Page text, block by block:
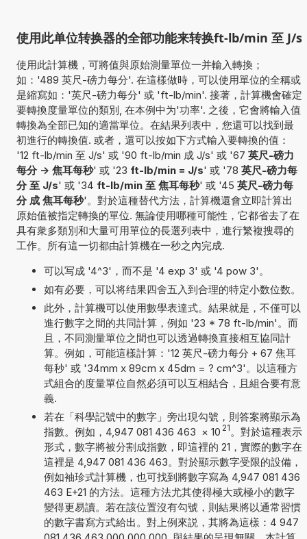
使用此单位转换器的全部功能来转换ft-lb/min 至 J/s
使用此計算機，可將值與原始測量單位一并輸入轉換；
如：'489 英尺-磅力每分'. 在這樣做時，可以使用單位的全稱或
是縮寫如：'英尺-磅力每分' 或 'ft-lb/min'. 接著，計算機會確定
要轉換度量單位的類別, 在本例中为'功率'. 之後，它會將輸入值
轉換為全部已知的適當單位。在結果列表中，您還可以找到最
初進行的轉換值. 或者，還可以按如下方式輸入要轉換的值：
'12 ft-lb/min 至 J/s' 或 '90 ft-lb/min 成 J/s' 或 '67 英尺-磅力
每分 -> 焦耳每秒' 或 '23 ft-lb/min = J/s' 或 '78 英尺-磅力每
分 至 J/s' 或 '34 ft-lb/min 至 焦耳每秒' 或 '45 英尺-磅力每
分 成 焦耳每秒'。對於這種替代方法，計算機還會立即計算出
原始值被指定轉換的單位. 無論使用哪種可能性，它都省去了在
具有衆多類別和大量可用單位的長選列表中，進行繁複搜尋的
工作。所有這一切都由計算機在一秒之內完成.
可以写成 '4^3'，而不是 '4 exp 3' 或 '4 pow 3'。
如有必要，可以将结果四舍五入到合理的特定小数位数。
此外，計算機可以使用數學表達式。結果就是，不僅可以
進行數字之間的共同計算，例如 '23 * 78 ft-lb/min'。而
且，不同測量單位之間也可以透過轉換直接相互協同計
算。例如，可能這樣計算：'12 英尺-磅力每分 + 67 焦耳
每秒' 或 '34mm x 89cm x 45dm = ? cm^3'。以這種方
式組合的度量單位自然必須可以互相結合，且組合要有意
義.
若在「科學記號中的數字」旁出現勾號，則答案將顯示為
指數。例如，4,947 081 436 463 × 10 21 。對於這種表示
形式，數字將被分割成指數，即這裡的 21，實際的數字在
這裡是 4,947 081 436 463。對於顯示數字受限的設備，
例如袖珍式計算機，也可找到將數字寫為 4,947 081 436
463 E+21 的方法。這種方法尤其使得極大或極小的數字
變得更易讀。若在該位置沒有勾號，則結果將以通常習慣
的數字書寫方式給出。對上例來説，其將為這樣：4 947